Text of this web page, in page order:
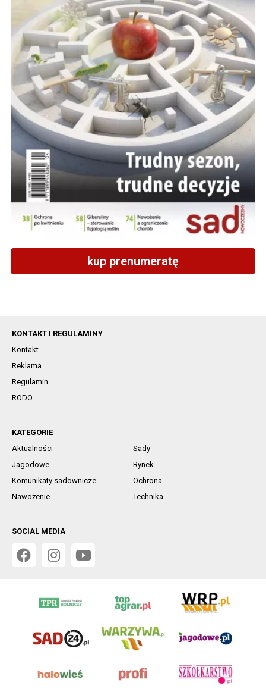
kup prenumeratę
KONTAKT I REGULAMINY
Kontakt
Reklama
Regulamin
RODO
KATEGORIE
Aktualności
Sady
Jagodowe
Rynek
Komunikaty sadownicze
Ochrona
Nawożenie
Technika
SOCIAL MEDIA